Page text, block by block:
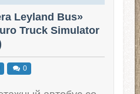
Leyland Bus»
Truck Simulator
0